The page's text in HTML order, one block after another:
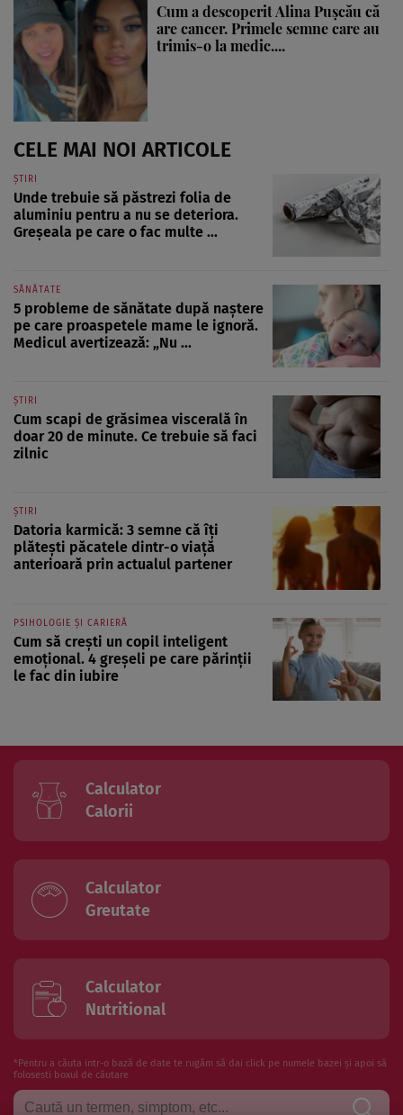
Cum a descoperit Alina Pușcău că
are cancer. Primele semne care au
trimis-o la medic....
CELE MAI NOI ARTICOLE
ȘTIRI
Unde trebuie să păstrezi folia de
aluminiu pentru a nu se deteriora.
Greșeala pe care o fac multe ...
SĂNĂTATE
5 probleme de sănătate după naștere
pe care proaspetele mame le ignoră.
Medicul avertizează: „Nu ...
ȘTIRI
Cum scapi de grăsimea viscerală în
doar 20 de minute. Ce trebuie să faci
zilnic
ȘTIRI
Datoria karmică: 3 semne că îți
plătești păcatele dintr-o viață
anterioară prin actualul partener
PSIHOLOGIE ȘI CARIERĂ
Cum să crești un copil inteligent
emoțional. 4 greșeli pe care părinții
le fac din iubire
Calculator
Calorii
Calculator
Greutate
Calculator
Nutritional
*Pentru a căuta intr-o bază de date te rugăm să dai click pe numele bazei și apoi să
folosesti boxul de căutare